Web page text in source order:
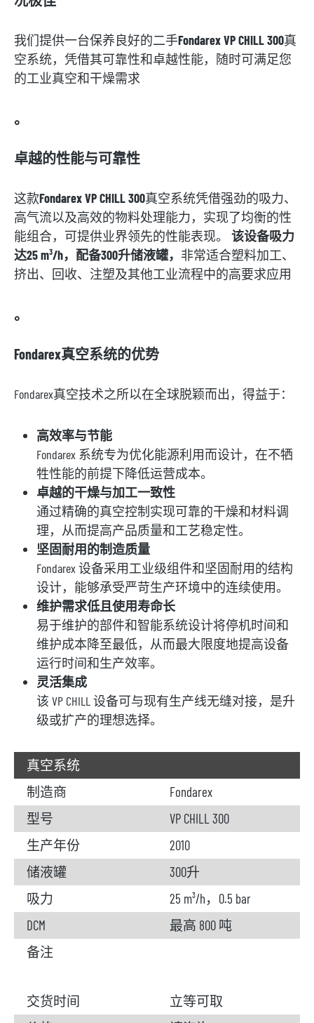
我们提供一台保养良好的二手Fondarex VP CHILL 300真
空系统，凭借其可靠性和卓越性能，随时可满足您
的工业真空和干燥需求
。
卓越的性能与可靠性
这款Fondarex VP CHILL 300真空系统凭借强劲的吸力、
高气流以及高效的物料处理能力，实现了均衡的性
能组合，可提供业界领先的性能表现。 该设备吸力
达25 m³/h，配备300升储液罐， 非常适合塑料加工、
挤出、回收、注塑及其他工业流程中的高要求应用
。
Fondarex真空系统的优势
Fondarex真空技术之所以在全球脱颖而出，得益于：
高效率与节能
Fondarex 系统专为优化能源利用而设计，在不牺
牲性能的前提下降低运营成本。
卓越的干燥与加工一致性
通过精确的真空控制实现可靠的干燥和材料调
理，从而提高产品质量和工艺稳定性。
坚固耐用的制造质量
Fondarex 设备采用工业级组件和坚固耐用的结构
设计，能够承受严苛生产环境中的连续使用。
维护需求低且使用寿命长
易于维护的部件和智能系统设计将停机时间和
维护成本降至最低，从而最大限度地提高设备
运行时间和生产效率。
灵活集成
该 VP CHILL 设备可与现有生产线无缝对接，是升
级或扩产的理想选择。
真空系统
制造商
Fondarex
型号
VP CHILL 300
生产年份
2010
储液罐
300升
吸力
25 m³/h，0.5 bar
DCM
最高 800 吨
备注
交货时间
立等可取